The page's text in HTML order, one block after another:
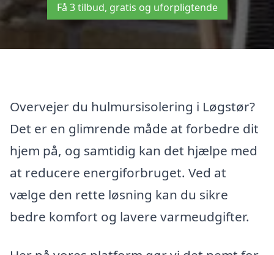
Få 3 tilbud, gratis og uforpligtende
Overvejer du hulmursisolering i Løgstør?
Det er en glimrende måde at forbedre dit
hjem på, og samtidig kan det hjælpe med
at reducere energiforbruget. Ved at
vælge den rette løsning kan du sikre
bedre komfort og lavere varmeudgifter.